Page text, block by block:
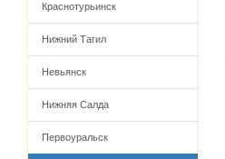
Краснотурьинск
Нижний Тагил
Невьянск
Нижняя Салда
Первоуральск